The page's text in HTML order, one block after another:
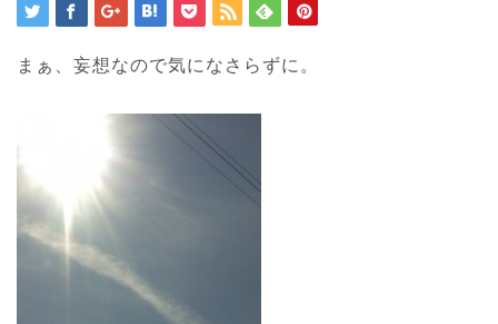
まぁ、妄想なので気になさらずに。